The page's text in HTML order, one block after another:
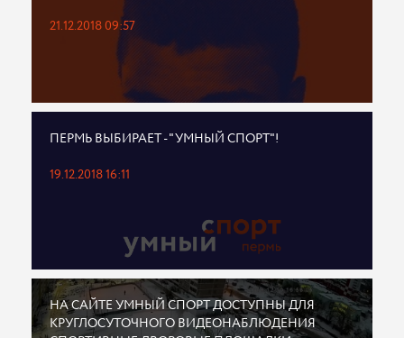
21.12.2018 09:57
ПЕРМЬ ВЫБИРАЕТ - "УМНЫЙ СПОРТ"!
19.12.2018 16:11
НА САЙТЕ УМНЫЙ СПОРТ ДОСТУПНЫ ДЛЯ
КРУГЛОСУТОЧНОГО ВИДЕОНАБЛЮДЕНИЯ